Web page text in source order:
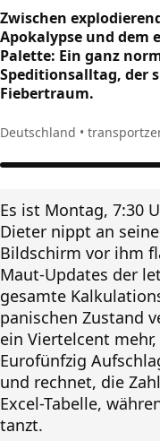
Zwischen
Apokalypse und dem
Palette: Ein ganz
Speditionsalltag, der
Fiebertraum.
Deutschland •
Es ist Montag, 7:30
Dieter nippt an
Bildschirm vor ihm
Maut-Updates der
gesamte
panischen Zustand
ein Viertelcent
Eurofünfzig
und rechnet, die
Excel-Tabelle,
tanzt.